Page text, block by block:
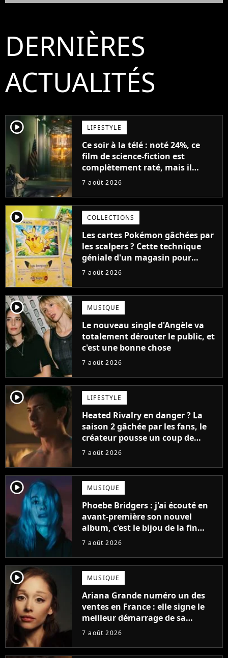
DERNIÈRES
ACTUALITÉS
player2 LIFESTYLE
Ce soir à la télé : noté 24%, ce
film de science-fiction est
complètement raté, mais il
aurait pu être encore pire à
7 août 2026
player2 COLLECTIONS
Les cartes Pokémon gâchées par
les scalpers ? Cette technique
géniale d'un magasin pour
ruiner les revendeurs
7 août 2026
player2 MUSIQUE
Le nouveau single d'Angèle va
totalement dérouter le public, et
c'est une bonne chose
7 août 2026
player2 LIFESTYLE
Heated Rivalry en danger ? La
saison 2 gâchée par les fans, le
créateur pousse un coup de
gueule
7 août 2026
player2 MUSIQUE
Phoebe Bridgers : j'ai écouté en
avant-première son nouvel
album, c'est le bijou de la fin
d'été
7 août 2026
player2 MUSIQUE
Ariana Grande numéro un des
ventes en France : elle signe le
meilleur démarrage de sa
carrière avec son album Petal
7 août 2026